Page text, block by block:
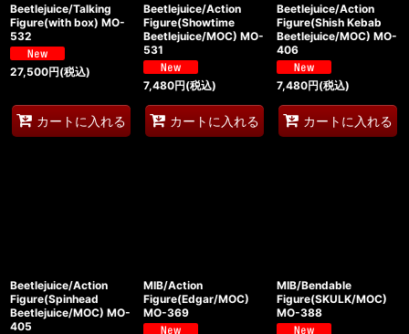
Beetlejuice/Talking
Figure(with box) MO-
532
27,500円(税込)
カートに入れる
Beetlejuice/Action
Figure(Showtime
Beetlejuice/MOC) MO-
531
7,480円(税込)
カートに入れる
Beetlejuice/Action
Figure(Shish Kebab
Beetlejuice/MOC) MO-
406
7,480円(税込)
カートに入れる
Beetlejuice/Action
Figure(Spinhead
Beetlejuice/MOC) MO-
405
MIB/Action
Figure(Edgar/MOC)
MO-369
MIB/Bendable
Figure(SKULK/MOC)
MO-388